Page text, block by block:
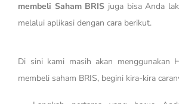
membeli Saham BRIS juga bisa Anda
melalui aplikasi dengan cara berikut.
Di sini kami masih akan menggunakan
membeli saham BRIS, begini kira-kira